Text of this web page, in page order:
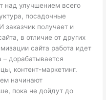
над улучшением всего
посадочные
заказчик получает и
в отличие от других
сайта работа идет
– дорабатывается
контент-маркетинг.
начинают
пока не дойдут до